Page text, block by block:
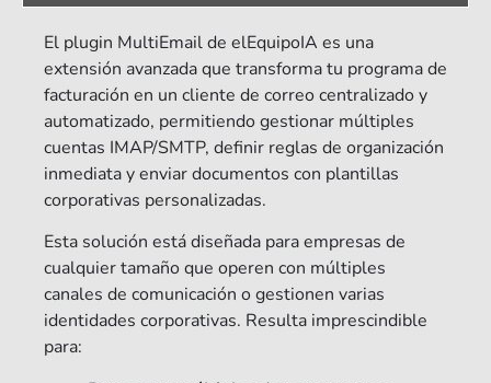
El plugin MultiEmail de elEquipoIA es una
extensión avanzada que transforma tu programa de
facturación en un cliente de correo centralizado y
automatizado, permitiendo gestionar múltiples
cuentas IMAP/SMTP, definir reglas de organización
inmediata y enviar documentos con plantillas
corporativas personalizadas.
Esta solución está diseñada para empresas de
cualquier tamaño que operen con múltiples
canales de comunicación o gestionen varias
identidades corporativas. Resulta imprescindible
para: